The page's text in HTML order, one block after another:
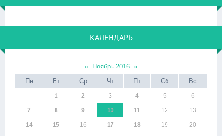
КАЛЕНДАРЬ
« Ноябрь 2016 »
Пн
Вт Ср Чт Пт Сб Вс
1 2 3 4 5 6
7 8 9 10 11 12 13
14 15 16 17 18 19 20